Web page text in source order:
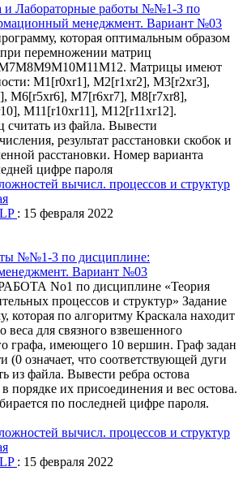
и Лабораторные работы №№1-3 по
менеджмент. Вариант №03
которая оптимальным образом
при перемножении матриц
Матрицы имеют
M1[r0xr1], M2[r1xr2], M3[r2xr3],
M6[r5xr6], M7[r6xr7], M8[r7xr8],
M11[r10xr11], M12[r11xr12].
считать из файла. Вывести
результат расстановки скобок и
расстановки. Номер варианта
цифре пароля
вычисл. процессов и структур
: 15 февраля 2022
№№1-3 по дисциплине:
Вариант №03
No1 по дисциплине «Теория
процессов и структур» Задание
которая по алгоритму Краскала находит
веса для связного взвешенного
графа, имеющего 10 вершин. Граф задан
(0 означает, что соответствующей дуги
из файла. Вывести ребра остова
порядке их присоединения и вес остова.
по последней цифре пароля.
вычисл. процессов и структур
: 15 февраля 2022